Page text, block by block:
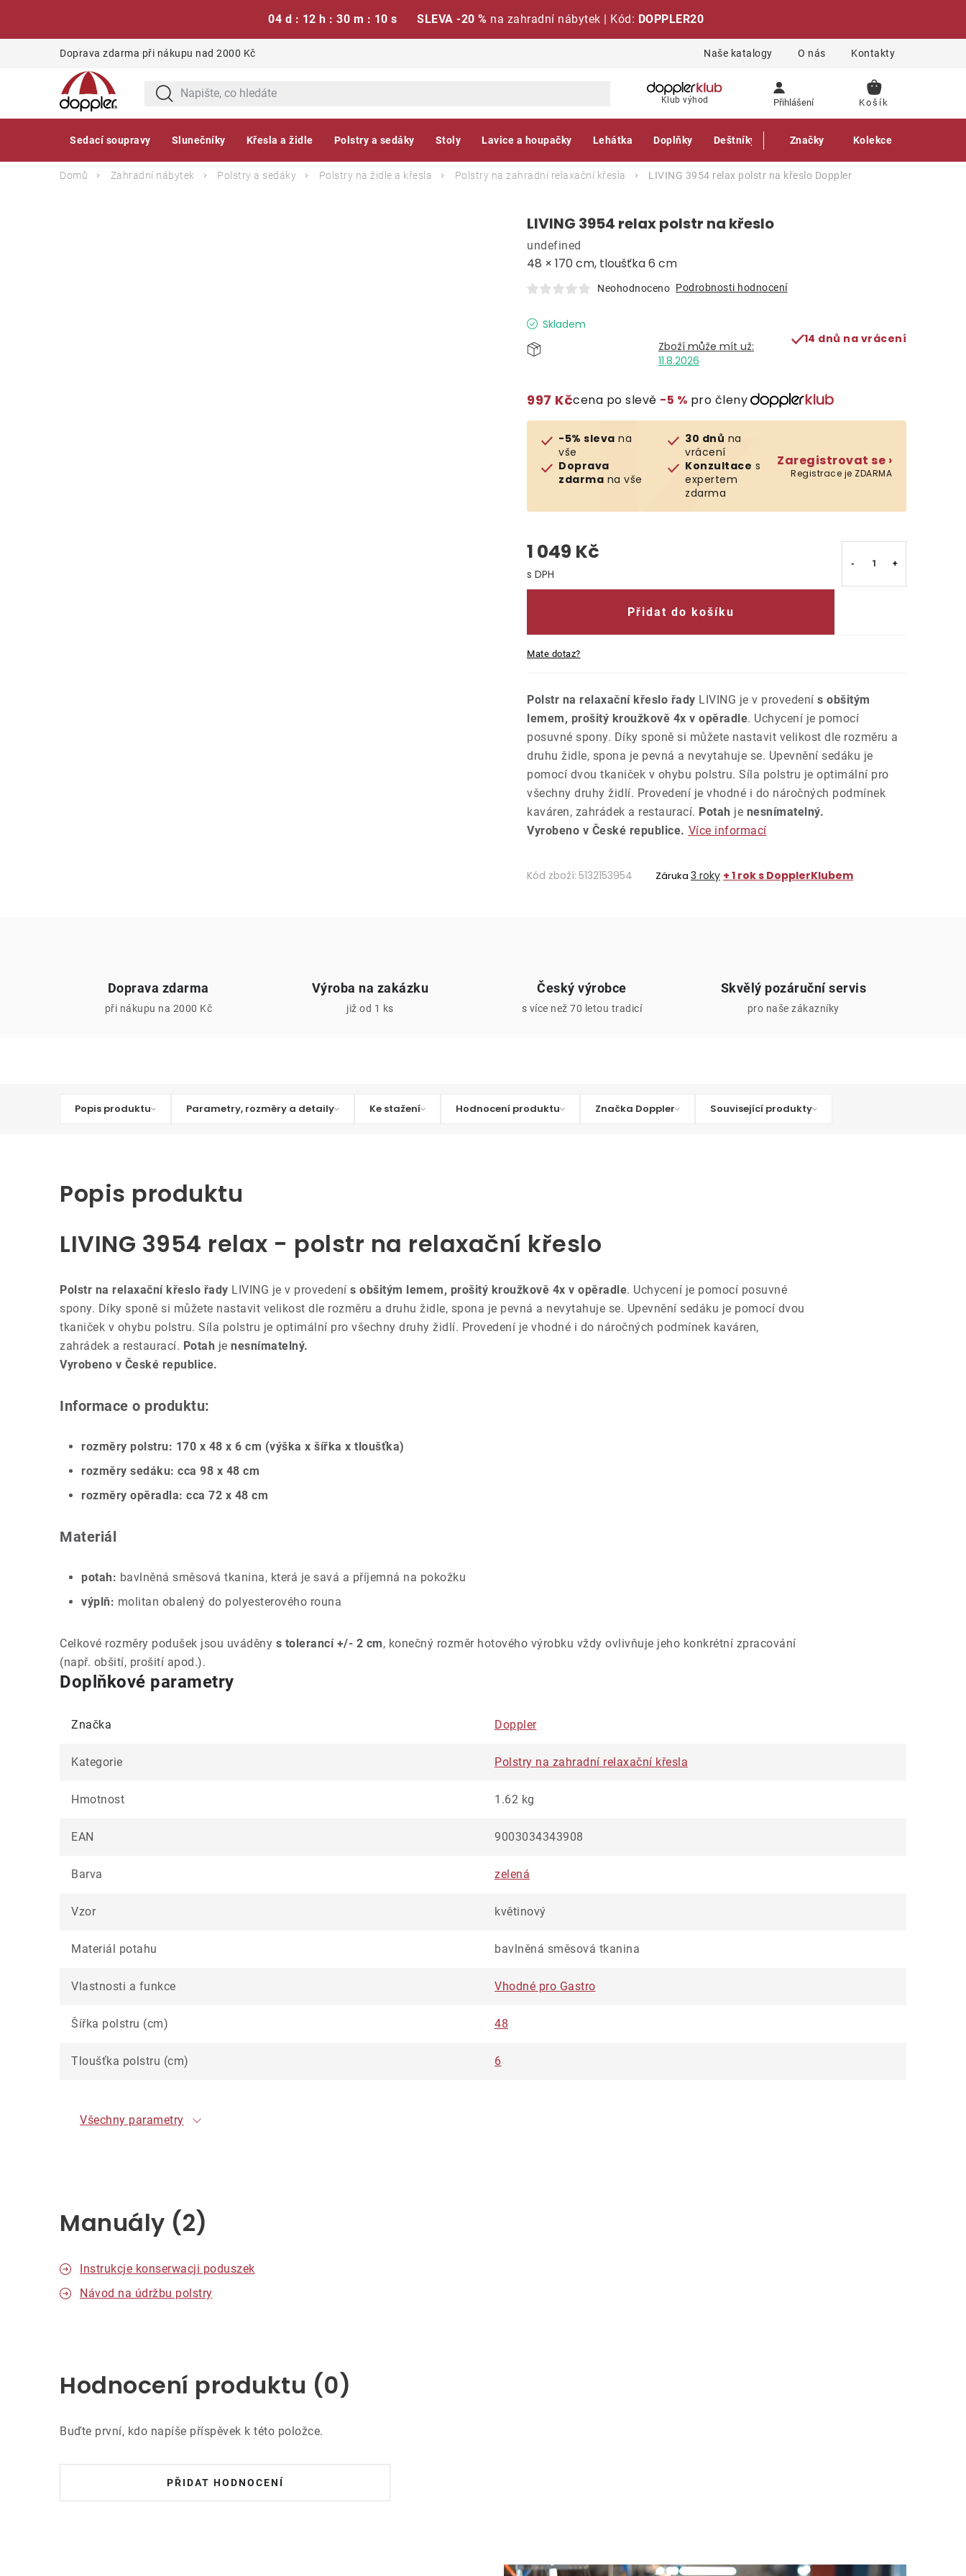
04 d : 12 h : 30 m : 09 s SLEVA -20 % na zahradní nábytek | Kód: DOPPLER20
Doprava zdarma při nákupu nad 2000 Kč Naše katalogy O nás Kontakty
Klub výhod Přihlášení
NÁKUPNÍ
Sedací soupravy Slunečníky Křesla a židle Polstry a sedáky Stoly Lavice a houpačky Lehátka Doplňky Deštníky Gastro produkty
Značky Kolekce
Domů Zahradní nábytek Polstry a sedáky Polstry na židle a křesla Polstry na zahradní relaxační křesla LIVING 3954 relax polstr na křeslo Doppler
LIVING 3954 relax polstr na křeslo
48 × 170 cm, tloušťka 6 cm
undefined
Neohodnoceno Podrobnosti hodnocení
Skladem
11.8.2026
14 dnů na vrácení
997 Kčcena po slevě −5 % pro členy
-5% sleva na
vše
Doprava
zdarma na vše
30 dnů na
vrácení
Konzultace s
expertem
zdarma
Zaregistrovat se ›
Registrace je ZDARMA
1 049 Kč
Měrná cena:
Přidat do košíku
Mate dotaz?
Polstr na relaxační křeslo řady LIVING je v provedení s obšitým
lemem, prošitý kroužkově 4x v opěradle. Uchycení je pomocí
posuvné spony. Díky sponě si můžete nastavit velikost dle rozměru a
druhu židle, spona je pevná a nevytahuje se. Upevnění sedáku je
pomocí dvou tkaniček v ohybu polstru. Síla polstru je optimální pro
všechny druhy židlí. Provedení je vhodné i do náročných podmínek
kaváren, zahrádek a restaurací. Potah je nesnímatelný.
Vyrobeno v České republice. Více informací
Kód zboží: 5132153954 Záruka 3 roky + 1 rok s DopplerKlubem
Doprava zdarma
při nákupu na 2000 Kč
Výroba na zakázku
již od 1 ks
Český výrobce
s více než 70 letou tradicí
Skvělý pozáruční servis
pro naše zákazníky
Popis produktu Parametry, rozměry a detaily Ke stažení Hodnocení produktu Značka Doppler Související produkty
Popis produktu
LIVING 3954 relax - polstr na relaxační křeslo
Polstr na relaxační křeslo řady LIVING je v provedení s obšitým lemem, prošitý kroužkově 4x v opěradle. Uchycení je pomocí posuvné
spony. Díky sponě si můžete nastavit velikost dle rozměru a druhu židle, spona je pevná a nevytahuje se. Upevnění sedáku je pomocí dvou
tkaniček v ohybu polstru. Síla polstru je optimální pro všechny druhy židlí. Provedení je vhodné i do náročných podmínek kaváren,
zahrádek a restaurací. Potah je nesnímatelný.
Vyrobeno v České republice.
Informace o produktu:
rozměry polstru: 170 x 48 x 6 cm (výška x šířka x tloušťka)
rozměry sedáku: cca 98 x 48 cm
rozměry opěradla: cca 72 x 48 cm
Materiál
potah: bavlněná směsová tkanina, která je savá a příjemná na pokožku
výplň: molitan obalený do polyesterového rouna
Celkové rozměry podušek jsou uváděny s tolerancí +/- 2 cm, konečný rozměr hotového výrobku vždy ovlivňuje jeho konkrétní zpracování
(např. obšití, prošití apod.).
Doplňkové parametry
Značka Doppler
Kategorie Polstry na zahradní relaxační křesla
Hmotnost 1.62 kg
EAN 9003034343908
Barva zelená
Vzor květinový
Materiál potahu bavlněná směsová tkanina
Vlastnosti a funkce Vhodné pro Gastro
Šířka polstru (cm) 48
Tloušťka polstru (cm) 6
Všechny parametry
Manuály (2)
Instrukcje konserwacji poduszek
Návod na údržbu polstry
Hodnocení produktu (0)
Buďte první, kdo napíše příspěvek k této položce.
PŘIDAT HODNOCENÍ